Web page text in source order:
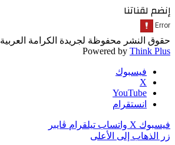
إنضم لقناتنا
حقوق النشر محفوظة لجريدة الكرامة العربية
Powered by Think Plus
فيسبوك
‫X
‫YouTube
انستقرام
فيسبوك ‫X واتساب تيلقرام ڤايبر
زر الذهاب إلى الأعلى